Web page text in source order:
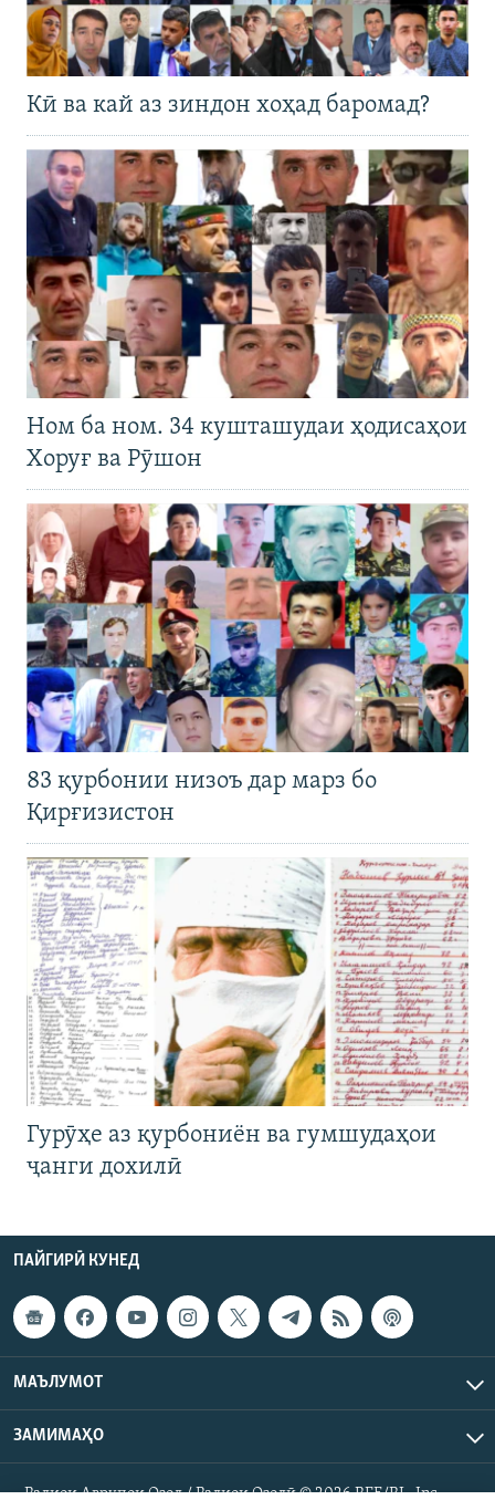
Кӣ ва кай аз зиндон хоҳад баромад?
Ном ба ном. 34 кушташудаи ҳодисаҳои
Хоруғ ва Рӯшон
83 қурбонии низоъ дар марз бо
Қирғизистон
Гурӯҳе аз қурбониён ва гумшудаҳои
ҷанги дохилӣ
ПАЙГИРӢ КУНЕД
МАЪЛУМОТ
ЗАМИМАҲО
Радиои Аврупои Озод / Радиои Озодӣ © 2026 RFE/RL. Inc.